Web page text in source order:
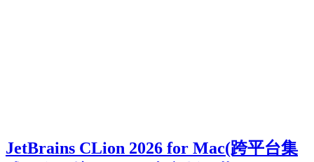
JetBrains CLion 2026 for Mac(跨平台集